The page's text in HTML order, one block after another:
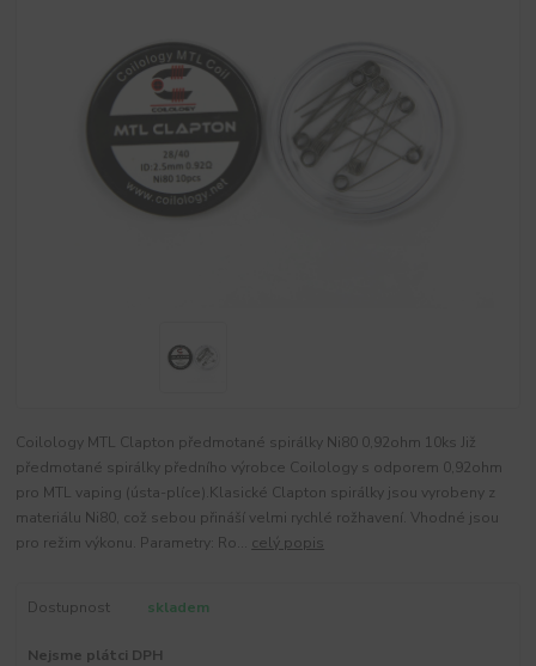
Coilology MTL Clapton předmotané spirálky Ni80 0,92ohm 10ks Již
předmotané spirálky předního výrobce Coilology s odporem 0,92ohm
pro MTL vaping (ústa-plíce).Klasické Clapton spirálky jsou vyrobeny z
materiálu Ni80, což sebou přináší velmi rychlé rožhavení. Vhodné jsou
pro režim výkonu. Parametry: Ro... celý popis
Dostupnost skladem
Nejsme plátci DPH